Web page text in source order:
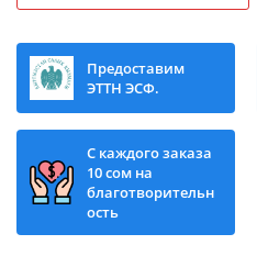
Предоставим
ЭТТН ЭСФ.
С каждого заказа
10 сом на
благотворительн
ость